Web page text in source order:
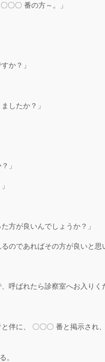
〇〇 番の方～。」
か？」
したか？」
」
方が良いんでしょうか？」
のであればその方が良いと思
呼ばれたら診察室へお入りく
伴に、 〇〇〇 番と掲示され
。